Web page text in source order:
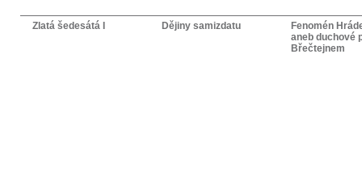
Zlatá šedesátá I Dějiny samizdatu
Fenomén
aneb duchové
Břečtejnem